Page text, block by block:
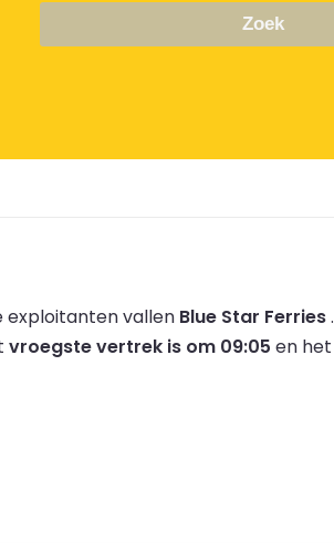
Zoek
exploitanten vallen Blue Star Ferries.
vroegste vertrek is om 09:05 en het